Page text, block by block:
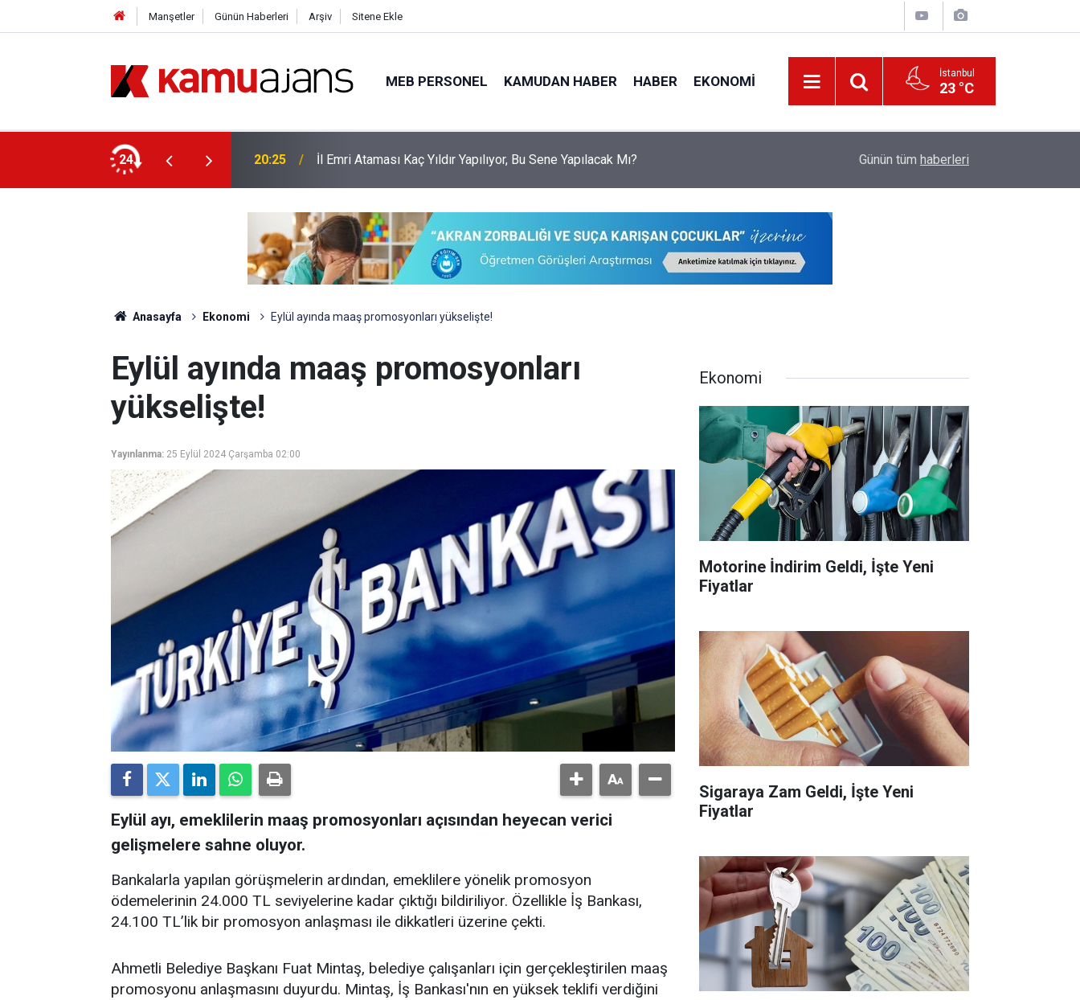
Manşetler Günün Haberleri Arşiv Sitene Ekle
MEB PERSONEL KAMUDAN HABER HABER EKONOMI İstanbul
23 °C
24 20:25 İl Emri Ataması Kaç Yıldır Yapılıyor, Bu Sene Yapılacak Mı? O Öğretmenlerin Yaz Tatili 17 Ağustos'ta Sona
Günün tüm haberleri
Anasayfa Ekonomi Eylül ayında maaş promosyonları yükselişte!
Eylül ayında maaş promosyonları
yükselişte!
Yayınlanma: 25 Eylül 2024 Çarşamba 02:00
Eylül ayı, emeklilerin maaş promosyonları açısından heyecan verici
gelişmelere sahne oluyor.
Bankalarla yapılan görüşmelerin ardından, emeklilere yönelik promosyon
ödemelerinin 24.000 TL seviyelerine kadar çıktığı bildiriliyor. Özellikle İş Bankası,
24.100 TL’lik bir promosyon anlaşması ile dikkatleri üzerine çekti.
Ahmetli Belediye Başkanı Fuat Mintaş, belediye çalışanları için gerçekleştirilen maaş
promosyonu anlaşmasını duyurdu. Mintaş, İş Bankası'nın en yüksek teklifi verdiğini
Ekonomi
Motorine İndirim Geldi, İşte Yeni
Fiyatlar
Sigaraya Zam Geldi, İşte Yeni
Fiyatlar